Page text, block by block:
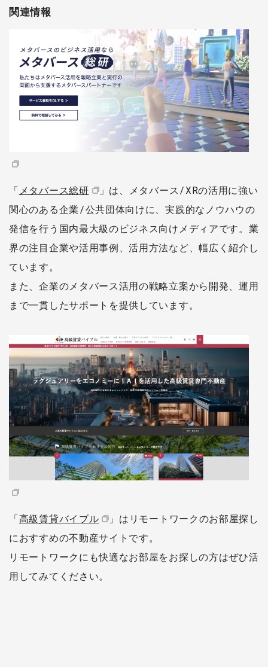
関連情報
「 メタバース総研
」は、メタバース/XRの活用に強い
関心のある企業/公共団体向けに、実践的なノウハウの
発信を行う国内最大級のビジネス向けメディアです。業
界の注目企業や活用事例、活用方法など、幅広く紹介し
ています。
また、企業のメタバース活用の戦略立案から開発、運用
まで一貫したサポートを提供しています。
「高級賃貸バイブル
」はリモートワークのお部屋探し
におすすめの不動産サイトです。
リモートワークにも快適なお部屋をお探しの方はぜひ活
用してみてください。